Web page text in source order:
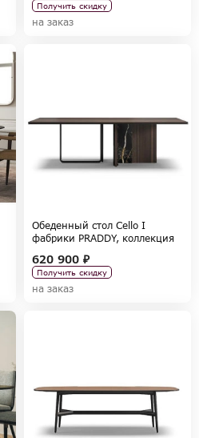
Получить скидку
на заказ
Обеденный стол Cello I
фабрики PRADDY, коллекция
620 900 ₽
Получить скидку
на заказ